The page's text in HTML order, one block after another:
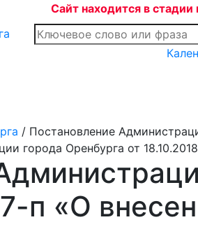
Сайт находится в стадии
/ Постановление
города Оренбурга от
п «О